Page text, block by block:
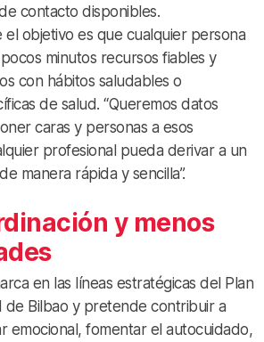
contacto disponibles.
objetivo es que cualquier persona
minutos recursos fiables y
con hábitos saludables o
de salud. “Queremos datos
caras y personas a esos
profesional pueda derivar a un
manera rápida y sencilla”.
y menos
en las líneas estratégicas del Plan
de Bilbao y pretende contribuir a
emocional, fomentar el autocuidado,